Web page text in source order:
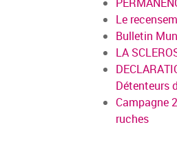
Le
Bulletin
LA
Détenteurs
Campagne
ruches